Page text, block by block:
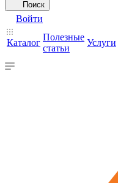
Поиск
Войти
Каталог
Полезные
статьи
Услуги